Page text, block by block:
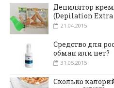
Депилятор
(Depilation Extra
21.04.2015
Средство для
обман или нет?
31.05.2015
Сколько